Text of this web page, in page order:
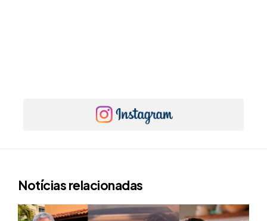
Notícias relacionadas